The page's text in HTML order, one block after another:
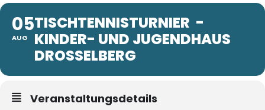
05
AUG
TISCHTENNISTURNIER -
KINDER- UND JUGENDHAUS
DROSSELBERG
Veranstaltungsdetails